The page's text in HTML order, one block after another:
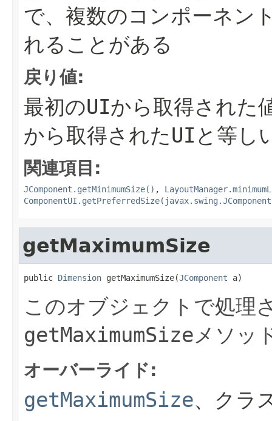
で、複数のコンポーネン
れることがある
戻り値:
最初のUIから取得された
から取得されたUIと等し
関連項目:
JComponent.getMinimumSize() ,
getMaximumSize
public Dimension getMaximumSize(JComponent a)
このオブジェクトで処理
getMaximumSizeメソッ
オーバーライド:
getMaximumSize、クラ